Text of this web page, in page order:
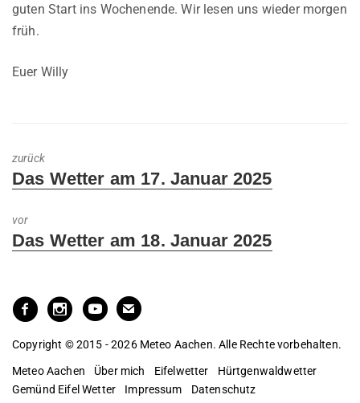
guten Start ins Wochenende. Wir lesen uns wieder morgen
früh.
Euer Willy
zurück
Previous
Das Wetter am 17. Januar 2025
vor
Next
Das Wetter am 18. Januar 2025
Copyright © 2015 - 2026 Meteo Aachen. Alle Rechte vorbehalten.
Meteo Aachen Über mich Eifelwetter
Hürtgenwaldwetter
Gemünd Eifel Wetter
Impressum
Datenschutz